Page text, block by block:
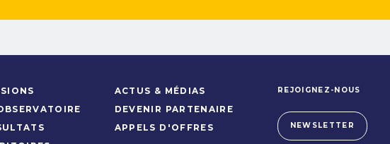
ACTUS & MÉDIAS
DEVENIR PARTENAIRE
APPELS D'OFFRES
REJOIGNEZ-NOUS
NEWSLETTER